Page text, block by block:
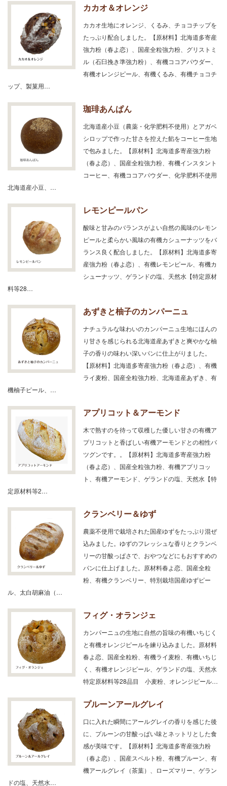
カカオ＆オレンジ
カカオ生地にオレンジ、くるみ、チョコチップを
たっぷり配合しました。【原材料】北海道多寄産
強力粉（春よ恋）、国産全粒強力粉、グリストミ
ル（石臼挽き準強力粉）、有機ココアパウダー、
有機オレンジピール、有機くるみ、有機チョコチ
ップ、製菓用…
珈琲あんぱん
北海道産小豆（農薬・化学肥料不使用）とアガベ
シロップで作った甘さを控えた餡をコーヒー生地
で包みました。【原材料】北海道多寄産強力粉
（春よ恋）、国産全粒強力粉、有機インスタント
コーヒー、有機ココアパウダー、化学肥料不使用
北海道産小豆、…
レモンピールパン
酸味と甘みのバランスがよい自然の風味のレモン
ピールと柔らかい風味の有機カシューナッツをバ
ランス良く配合しました。【原材料】北海道多寄
産強力粉（春よ恋）、有機レモンピール、有機カ
シューナッツ、ゲランドの塩、天然水【特定原材
料等28…
あずきと柚子のカンパーニュ
ナチュラルな味わいのカンパーニュ生地にほんの
り甘さを感じられる北海道産あずきと爽やかな柚
子の香りの味わい深いパンに仕上がりました。
【原材料】北海道多寄産強力粉（春よ恋）、有機
ライ麦粉、国産全粒強力粉、北海道産あずき、有
機柚子ピール、…
アプリコット＆アーモンド
木で熟すのを待って収穫した優しい甘さの有機ア
プリコットと香ばしい有機アーモンドとの相性バ
ツグンです。。【原材料】北海道多寄産強力粉
（春よ恋）、国産全粒強力粉、有機アプリコッ
ト、有機アーモンド、ゲランドの塩、天然水【特
定原材料等2…
クランベリー＆ゆず
農薬不使用で栽培された国産ゆずをたっぷり混ぜ
込みました。ゆずのフレッシュな香りとクランベ
リーの甘酸っぱさで、おやつなどにもおすすめの
パンに仕上げました。原材料春よ恋、国産全粒
粉、有機クランベリー、特別栽培国産ゆずピー
ル、太白胡麻油（…
フィグ・オランジェ
カンパーニュの生地に自然の旨味の有機いちじく
と有機オレンジピールを練り込みました。原材料
春よ恋、国産全粒粉、有機ライ麦粉、有機いちじ
く、有機オレンジピール、ゲランドの塩、天然水
特定原材料等28品目 小麦粉、オレンジピール…
プルーンアールグレイ
口に入れた瞬間にアールグレイの香りを感じた後
に、プルーンの甘酸っぱい味とネットリとした食
感が美味です。【原材料】北海道多寄産強力粉
（春よ恋）、国産スペルト粉、有機プルーン、有
機アールグレイ（茶葉）、ローズマリー、ゲラン
ドの塩、天然水…